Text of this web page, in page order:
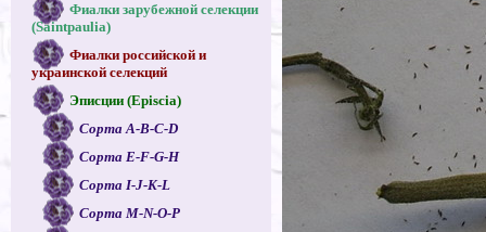
Фиалки зарубежной селекции
(Saintpaulia)
Фиалки российской и
украинской селекций
Эписции (Episcia)
Сорта A-B-C-D
Сорта E-F-G-H
Сорта I-J-K-L
Сорта M-N-O-P